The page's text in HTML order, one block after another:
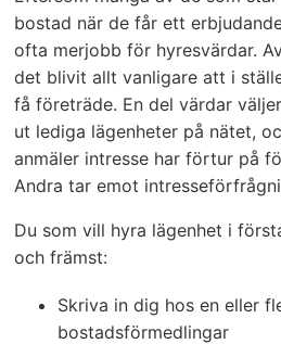
bostad när de får ett
ofta merjobb för hyresvärdar.
det blivit allt vanligare att i
få företräde. En del värdar
ut lediga lägenheter på nätet,
anmäler intresse har förtur på
Andra tar emot
Du som vill hyra lägenhet i
och främst:
Skriva in dig hos en eller
bostadsförmedlingar